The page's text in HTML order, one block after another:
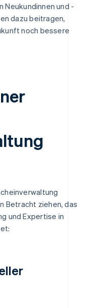
Neukundinnen und -
dazu beitragen,
noch bessere
Betracht ziehen, das
und Expertise in